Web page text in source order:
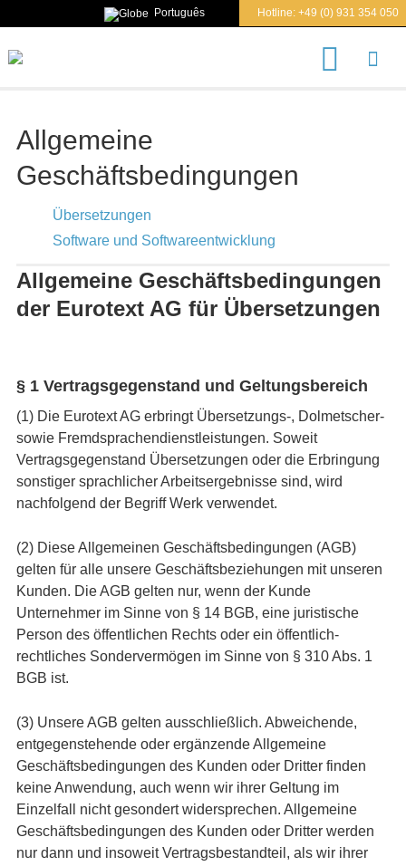
Hotline: +49 (0) 931 354 050
Português
Allgemeine
Geschäftsbedingungen
Übersetzungen
Software und Softwareentwicklung
Allgemeine Geschäftsbedingungen
der Eurotext AG für Übersetzungen
§ 1 Vertragsgegenstand und Geltungsbereich
(1) Die Eurotext AG erbringt Übersetzungs-, Dolmetscher-
sowie Fremdsprachendienstleistungen. Soweit
Vertragsgegenstand Übersetzungen oder die Erbringung
sonstiger sprachlicher Arbeitsergebnisse sind, wird
nachfolgend der Begriff Werk verwendet.
(2) Diese Allgemeinen Geschäftsbedingungen (AGB)
gelten für alle unsere Geschäftsbeziehungen mit unseren
Kunden. Die AGB gelten nur, wenn der Kunde
Unternehmer im Sinne von § 14 BGB, eine juristische
Person des öffentlichen Rechts oder ein öffentlich-
rechtliches Sondervermögen im Sinne von § 310 Abs. 1
BGB ist.
(3) Unsere AGB gelten ausschließlich. Abweichende,
entgegenstehende oder ergänzende Allgemeine
Geschäftsbedingungen des Kunden oder Dritter finden
keine Anwendung, auch wenn wir ihrer Geltung im
Einzelfall nicht gesondert widersprechen. Allgemeine
Geschäftsbedingungen des Kunden oder Dritter werden
nur dann und insoweit Vertragsbestandteil, als wir ihrer